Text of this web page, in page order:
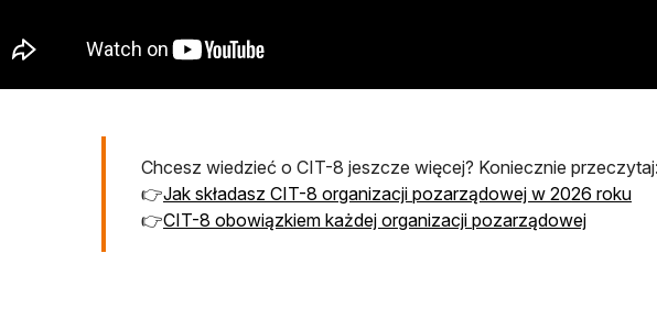
Chcesz wiedzieć o CIT-8 jeszcze więcej? Koniecznie przeczytaj:
👉Jak składasz CIT-8 organizacji pozarządowej w 2026 roku
👉CIT-8 obowiązkiem każdej organizacji pozarządowej